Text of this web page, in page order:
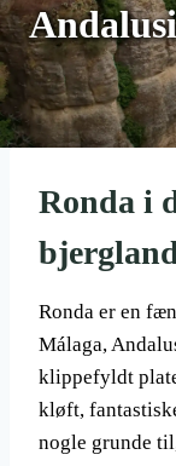
Ronda i
Ronda er en
Málaga,
klippefyldt
kløft,
nogle grunde